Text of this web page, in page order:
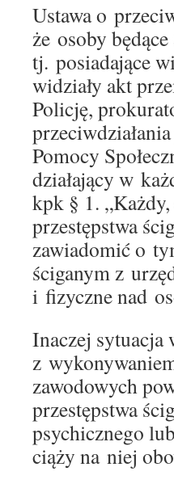
Ustawa o
że osoby
tj. posiadające
widziały akt
Policję,
Pomocy
działający w
kpk § 1.
przestępstwa
zawiadomić o
ściganym z
i fizyczne nad
Inaczej sytuacja
z
zawodowych
przestępstwa
psychicznego
ciąży na niej